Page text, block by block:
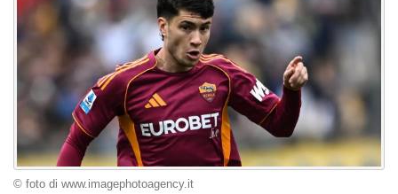
© foto di www.imagephotoagency.it